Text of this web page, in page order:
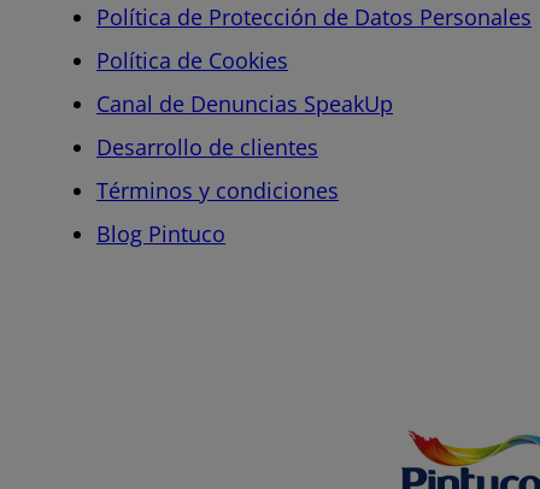
Política de Protección de Datos Personales
Política de Cookies
Canal de Denuncias SpeakUp
Desarrollo de clientes
Términos y condiciones
Blog Pintuco